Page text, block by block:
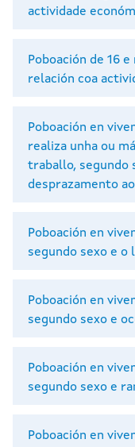
actividade
Poboación de 16
relación coa
Poboación en
realiza unha ou
traballo, segundo
desprazamento
Poboación en
segundo sexo e
Poboación en
segundo sexo e
Poboación en
segundo sexo e
Poboación en